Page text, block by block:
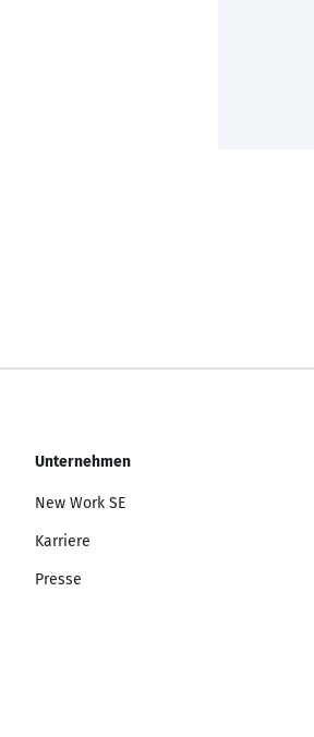
Unternehmen
New Work SE
Karriere
Presse